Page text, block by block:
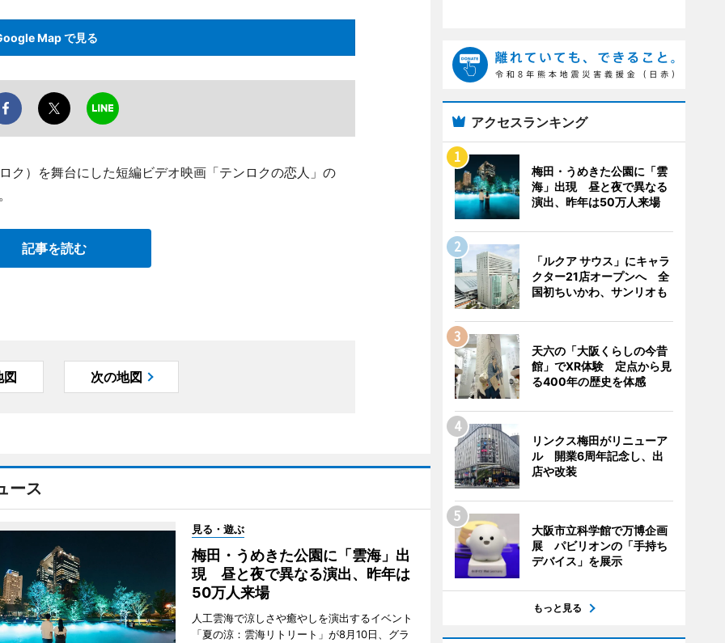
Map で見る
ク）を舞台にした短編ビデオ映画「テンロクの恋人」の
記事を読む
図 次の地図
ース
見る・遊ぶ
梅田・うめきた公園に「雲海」出
現 昼と夜で異なる演出、昨年は
50万人来場
人工雲海で涼しさや癒やしを演出するイベント
「夏の涼：雲海リトリート」が8月10日、グラ
アクセスランキング
梅田・うめきた公園に「雲
海」出現 昼と夜で異なる
演出、昨年は50万人来場
「ルクア サウス」にキャラ
クター21店オープンへ 全
国初ちいかわ、サンリオも
天六の「大阪くらしの今昔
館」でXR体験 定点から見
る400年の歴史を体感
リンクス梅田がリニューア
ル 開業6周年記念し、出
店や改装
大阪市立科学館で万博企画
展 パビリオンの「手持ち
デバイス」を展示
もっと見る